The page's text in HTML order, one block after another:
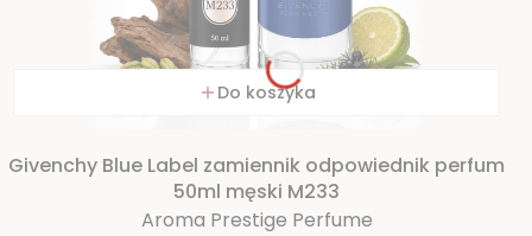
Do koszyka
Givenchy Blue Label zamiennik odpowiednik perfum
50ml męski M233
Aroma Prestige Perfume